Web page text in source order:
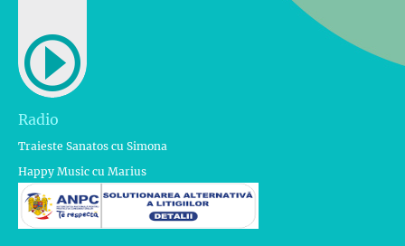
Radio
Traieste Sanatos cu Simona
Happy Music cu Marius